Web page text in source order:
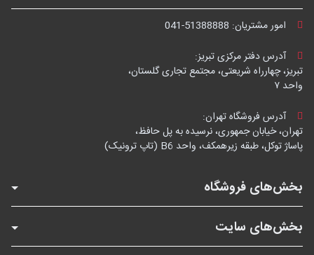
امور مشتریان: 041-51388888
آدرس دفتر مرکزی تبریز:
تبریز، چهارراه شریعتی، مجتمع تجاری گلستان،
واحد ۷
آدرس فروشگاه تهران:
تهران، خیابان جمهوری، نرسیده به پل حافظ،
پاساژ توکل، طبقه زیرهمکف، واحد B6 (تاپ ترونیک)
بخش‌های فروشگاه
بخش‌های سایت